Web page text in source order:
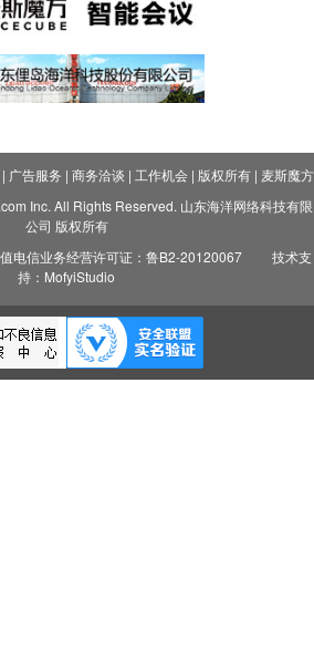
广告服务 | 商务洽谈 | 工作机会| 版权所有| 麦斯魔方
Inc. All Rights Reserved. 山东海洋网络科技有限
公司 版权所有
电信业务经营许可证：鲁B2-20120067
技术支
持：MofyiStudio